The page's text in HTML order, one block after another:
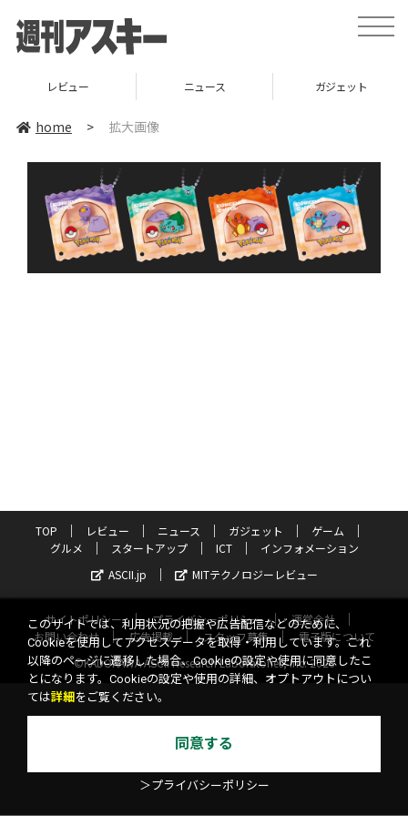
toggle
レビュー ニュース ガジェット
home > 拡大画像
TOP レビュー ニュース ガジェット
ゲーム
グルメ
スタートアップ ICT
インフォメーション
ASCII.jp
MITテクノロジーレビュー
サイトポリシー プライバシーポリシー
運営会社
お問い合わせ
広告掲載 スタッフ募集
電子版について
©KADOKAWA ASCII Research Laboratories, Inc. 2026
このサイトでは、利用状況の把握や広告配信などのために、
Cookieを使用してアクセスデータを取得・利用しています。これ
以降のページに遷移した場合、Cookieの設定や使用に同意したこ
とになります。Cookieの設定や使用の詳細、オプトアウトについ
ては詳細 をご覧ください。
同意する
＞プライバシーポリシー